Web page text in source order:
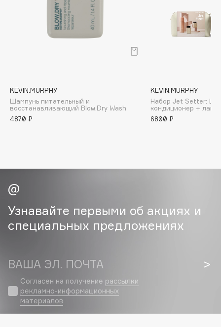
Batiste
Beauty Bomb
Bebble
Biodance
Bioderma
Biomed
Blistex
BLOME
Boadicea The Victorious
Bobbi Brown
KEVIN.MURPHY
Шампунь питательный и
восстанавливающий Blow.Dry Wash
4870 ₽
KEVIN.MURPHY
Набор Jet Setter:
кондиционер + лак
6800 ₽
Узнавайте первыми об акциях и
специальных предложениях
ВАША ЭЛ. ПОЧТА
Согласен на получение рассылки
рекламно-информационных
материалов